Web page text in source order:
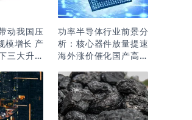
动我国压
模增长 产
三大升级
功率半导体行业前景分
析：核心器件放量提速
海外涨价催化国产高端